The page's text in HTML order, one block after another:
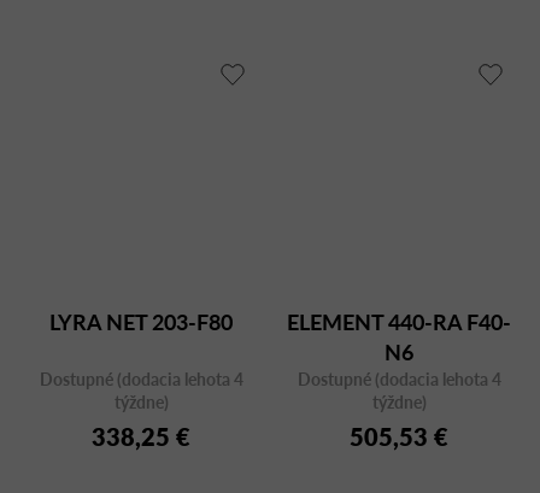
LYRA NET 203-F80
Dostupné (dodacia lehota 4
týždne)
338,25 €
ELEMENT 440-RA F40-
N6
Dostupné (dodacia lehota 4
týždne)
505,53 €